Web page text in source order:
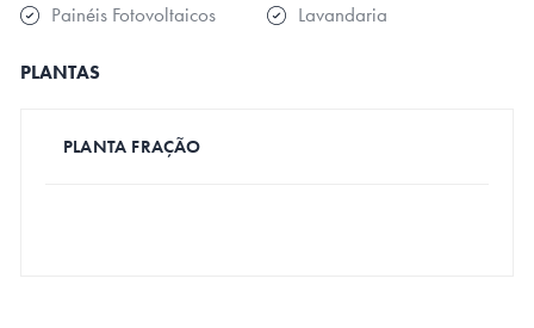
Painéis Fotovoltaicos Lavandaria
PLANTAS
PLANTA FRAÇÃO